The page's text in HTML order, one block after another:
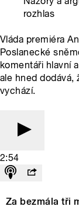
rozhlas
Vláda premiéra
Poslanecké
komentáři hlavní
ale hned dodává,
vychází.
2:54
Za bezmála tři